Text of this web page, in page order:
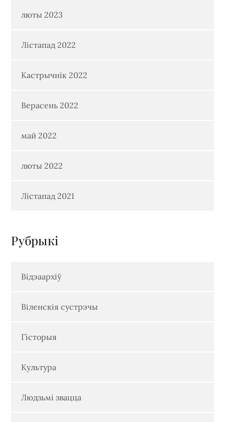
люты 2023
Лістапад 2022
Кастрычнік 2022
Верасень 2022
май 2022
люты 2022
Лістапад 2021
Рубрыкi
Відэаархіў
Віленскія сустрэчы
Гісторыя
Культура
Людзьмі звацца